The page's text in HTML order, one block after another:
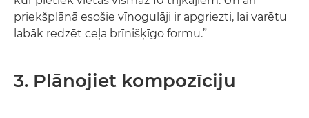
priekšplānā esošie vīnogulāji ir apgriezti, lai varētu
labāk redzēt ceļa brīnišķīgo formu.”
3. Plānojiet kompozīciju